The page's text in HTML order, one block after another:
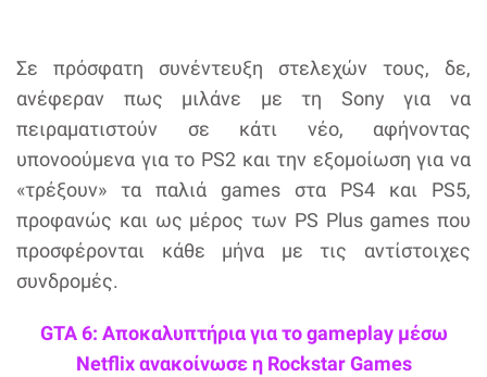
Σε πρόσφατη συνέντευξη στελεχών τους, δε,
ανέφεραν πως μιλάνε με τη Sony για να
πειραματιστούν σε κάτι νέο, αφήνοντας
υπονοούμενα για το PS2 και την εξομοίωση για να
«τρέξουν» τα παλιά games στα PS4 και PS5,
προφανώς και ως μέρος των PS Plus games που
προσφέρονται κάθε μήνα με τις αντίστοιχες
συνδρομές.
GTA 6: Αποκαλυπτήρια για το gameplay μέσω
Netflix ανακοίνωσε η Rockstar Games